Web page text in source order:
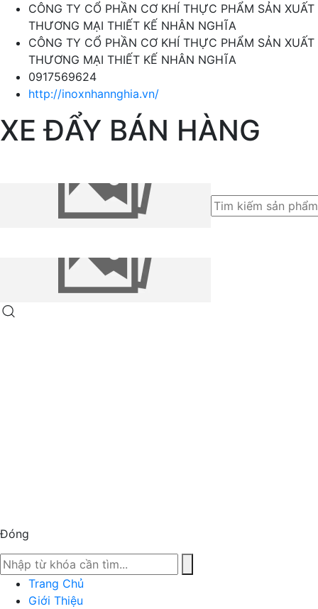
CÔNG TY CỔ PHẦN CƠ KHÍ THỰC PHẨM SẢN XUẤT
THƯƠNG MẠI THIẾT KẾ NHÂN NGHĨA
CÔNG TY CỔ PHẦN CƠ KHÍ THỰC PHẨM SẢN XUẤT
THƯƠNG MẠI THIẾT KẾ NHÂN NGHĨA
0917569624
http://inoxnhannghia.vn/
XE ĐẨY BÁN HÀNG
Đóng
Trang Chủ
Giới Thiệu